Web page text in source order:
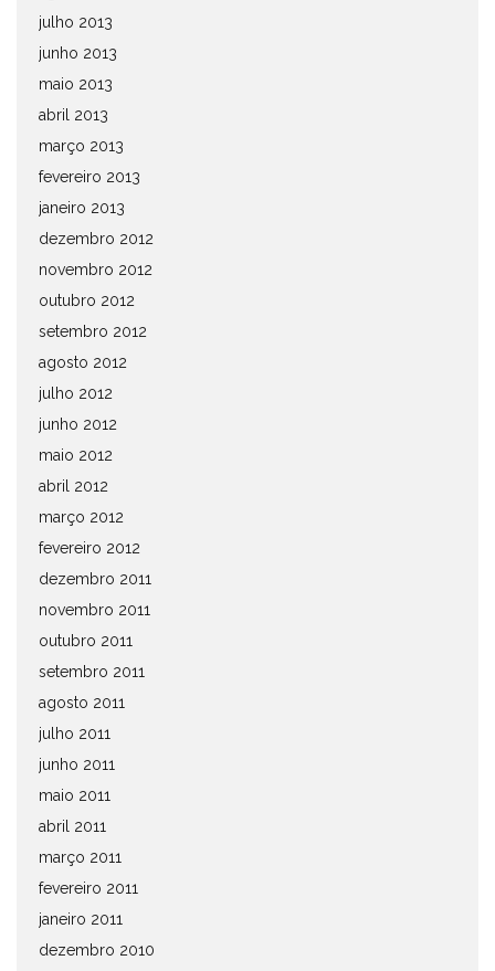
julho 2013
junho 2013
maio 2013
abril 2013
março 2013
fevereiro 2013
janeiro 2013
dezembro 2012
novembro 2012
outubro 2012
setembro 2012
agosto 2012
julho 2012
junho 2012
maio 2012
abril 2012
março 2012
fevereiro 2012
dezembro 2011
novembro 2011
outubro 2011
setembro 2011
agosto 2011
julho 2011
junho 2011
maio 2011
abril 2011
março 2011
fevereiro 2011
janeiro 2011
dezembro 2010